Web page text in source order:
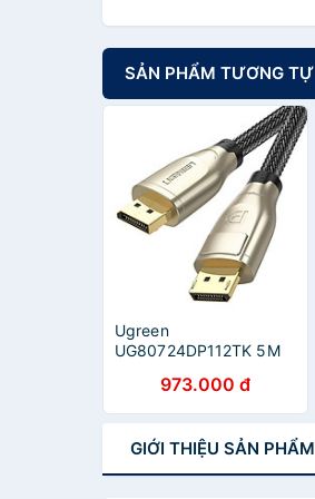
SẢN PHẨM TƯƠNG TỰ
Ugreen
UG80724DP112TK 5M
144Hz Cáp DisplayPort
chuẩn 1.4 đầu mạ vàng
973.000 đ
GIỚI THIỆU SẢN PHẨM